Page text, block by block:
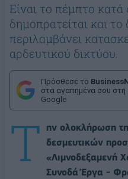
Είναι το πέμπτο
δημοπρατείται και
περιλαμβάνει
αρδευτικού δικτύου.
Πρόσθεσε το
στα αγαπημένα σου στη
Google
Τ
ην ολοκλήρωση
δεσμευτικών
«Λιμνοδεξαμενή
Συνοδά Έργα -